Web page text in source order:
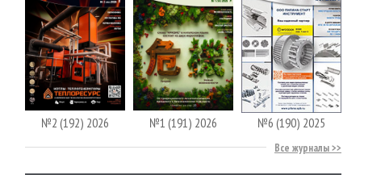
№2 (192) 2026 №1 (191) 2026 №6 (190) 2025
Все журналы